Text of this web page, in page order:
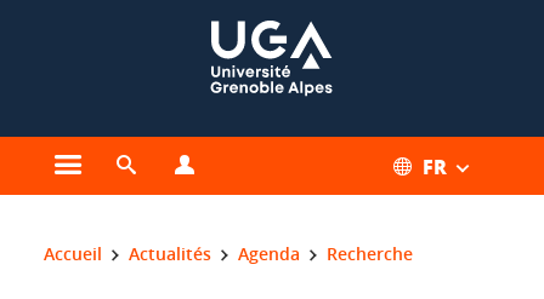
Ouvrir le menu principal
Ouvrir le moteur de recherche FR
Vous êtes ici :
Accueil Actualités Agenda Recherche